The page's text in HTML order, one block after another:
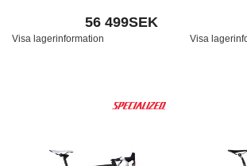
56 499SEK
Visa lagerinformation Visa